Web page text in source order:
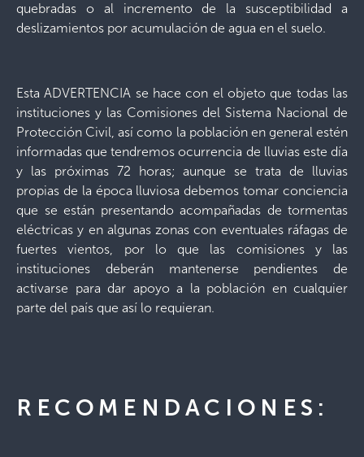
quebradas o al incremento de la susceptibilidad a
deslizamientos por acumulación de agua en el suelo.
Esta ADVERTENCIA se hace con el objeto que todas las
instituciones y las Comisiones del Sistema Nacional de
Protección Civil, así como la población en general estén
informadas que tendremos ocurrencia de lluvias este día
y las próximas 72 horas; aunque se trata de lluvias
propias de la época lluviosa debemos tomar conciencia
que se están presentando acompañadas de tormentas
eléctricas y en algunas zonas con eventuales ráfagas de
fuertes vientos, por lo que las comisiones y las
instituciones deberán mantenerse pendientes de
activarse para dar apoyo a la población en cualquier
parte del país que así lo requieran.
RECOMENDACIONES: